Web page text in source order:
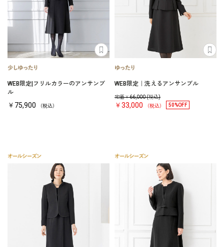
WEB限定|フリルカラーのアンサンブ
ル
￥75,900 （税込）
WEB限定｜洗えるアンサンブル
定価￥66,000(税込)
￥33,000 （税込） 50%OFF